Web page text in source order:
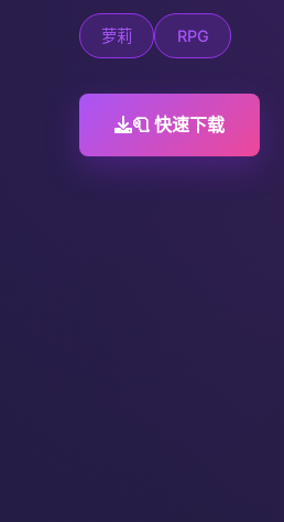
萝莉 RPG
🧻 快速下载